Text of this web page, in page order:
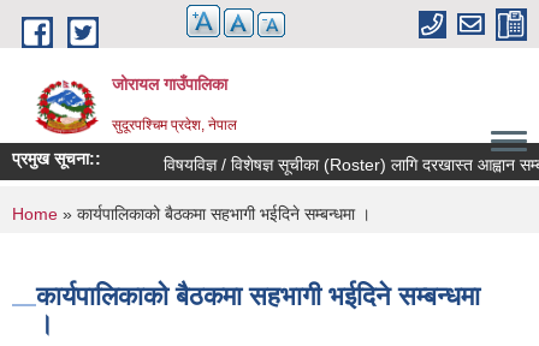
Skip to main content
जोरायल गाउँपालिका
सुदूरपश्चिम प्रदेश, नेपाल
प्रमुख सूचना:: विषयविज्ञ / विशेषज्ञ सूचीका (Roster) लागि दरखास्त आह्वान
You are here
Home » कार्यपालिकाको बैठकमा सहभागी भईदिने सम्बन्धमा ।
कार्यपालिकाको बैठकमा सहभागी भईदिने सम्बन्धमा
।